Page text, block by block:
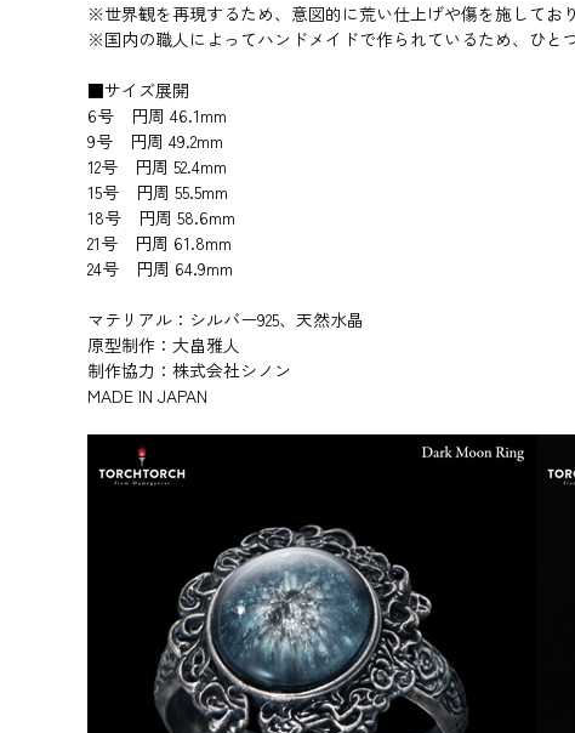
※世界観を再現するため、意図的に荒い仕上げや傷を施しており
※国内の職人によってハンドメイドで作られているため、ひと
■サイズ展開
6号 円周 46.1mm
9号 円周 49.2mm
12号 円周 52.4mm
15号 円周 55.5mm
18号 円周 58.6mm
21号 円周 61.8mm
24号 円周 64.9mm
マテリアル：シルバー925、天然水晶
原型制作：大畠雅人
制作協力：株式会社シノン
MADE IN JAPAN